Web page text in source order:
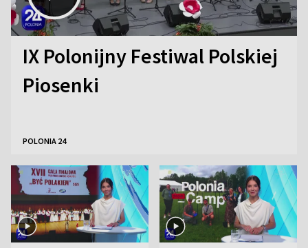
IX Polonijny Festiwal Polskiej
Piosenki
POLONIA 24